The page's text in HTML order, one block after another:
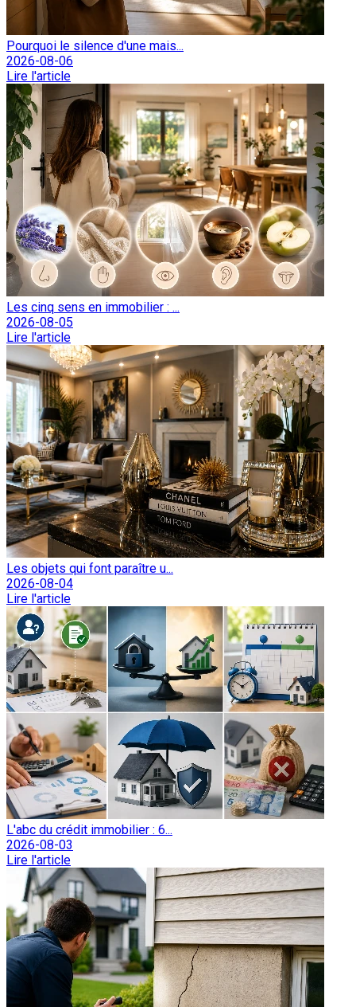
Pourquoi le silence d'une mais...
2026-08-06
Lire l'article
Les cinq sens en immobilier : ...
2026-08-05
Lire l'article
Les objets qui font paraître u...
2026-08-04
Lire l'article
L'abc du crédit immobilier : 6...
2026-08-03
Lire l'article